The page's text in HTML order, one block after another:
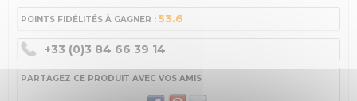
POINTS FIDÉLITÉS À GAGNER : 53.6
+33 (0)3 84 66 39 14
PARTAGEZ CE PRODUIT AVEC VOS AMIS